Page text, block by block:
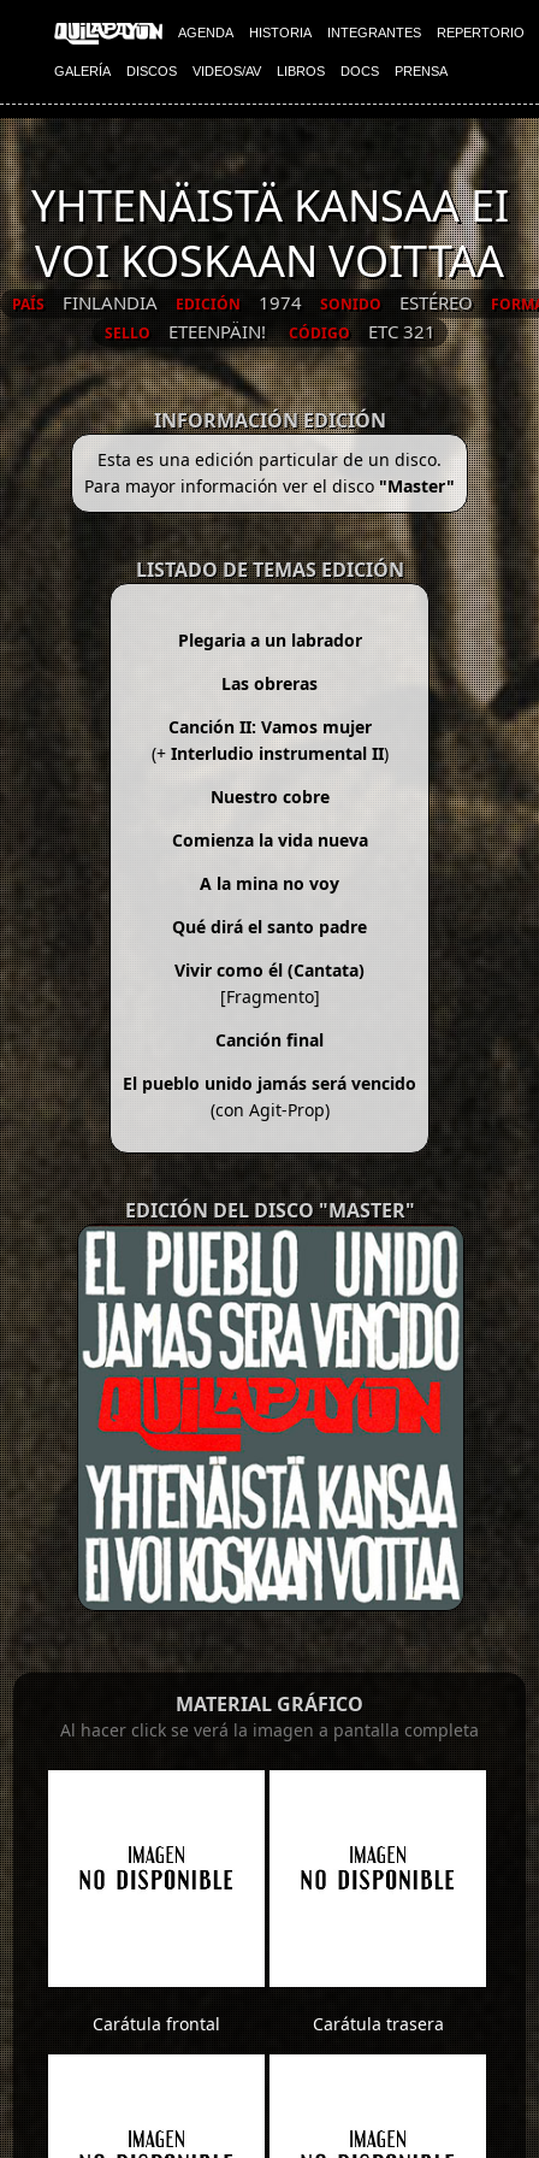
AGENDA HISTORIA INTEGRANTES REPERTORIO
GALERÍA DISCOS VIDEOS/AV LIBROS DOCS PRENSA
YHTENÄISTÄ KANSAA EI
VOI KOSKAAN VOITTAA
PAÍS FINLANDIA EDICIÓN 1974 SONIDO ESTÉREO
SELLO
ETEENPÄIN! CÓDIGO ETC 321
INFORMACIÓN EDICIÓN
Esta es una edición particular de un disco.
Para mayor información ver el disco "Master"
LISTADO DE TEMAS EDICIÓN
Plegaria a un labrador
Las obreras
Canción II: Vamos mujer
(+ Interludio instrumental II)
Nuestro cobre
Comienza la vida nueva
A la mina no voy
Qué dirá el santo padre
Vivir como él (Cantata)
[Fragmento]
Canción final
El pueblo unido jamás será vencido
(con Agit-Prop)
EDICIÓN DEL DISCO "MASTER"
MATERIAL GRÁFICO
Al hacer click se verá la imagen a pantalla completa
Carátula frontal Carátula trasera